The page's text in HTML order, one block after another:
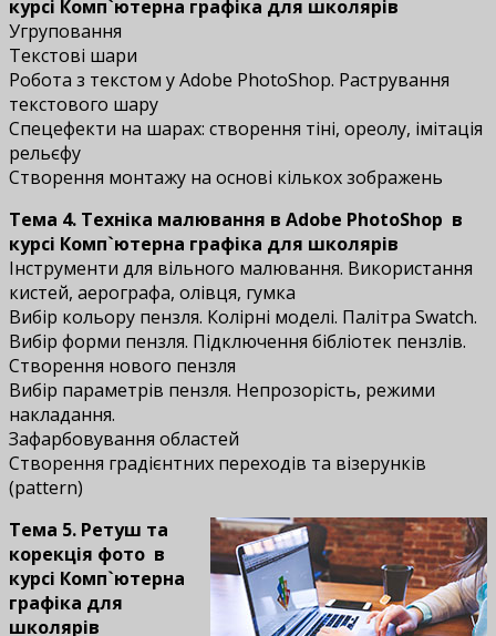
курсі Комп`ютерна графіка для школярів
Угруповання
Текстові шари
Робота з текстом у Adobe PhotoShop. Растрування
текстового шару
Спецефекти на шарах: створення тіні, ореолу, імітація
рельєфу
Створення монтажу на основі кількох зображень
Тема 4. Техніка малювання в Adobe PhotoShop в
курсі Комп`ютерна графіка для школярів
Інструменти для вільного малювання. Використання
кистей, аерографа, олівця, гумка
Вибір кольору пензля. Колірні моделі. Палітра Swatch.
Вибір форми пензля. Підключення бібліотек пензлів.
Створення нового пензля
Вибір параметрів пензля. Непрозорість, режими
накладання.
Зафарбовування областей
Створення градієнтних переходів та візерунків
(pattern)
Тема 5. Ретуш та
корекція фото в
курсі Комп`ютерна
графіка для
школярів